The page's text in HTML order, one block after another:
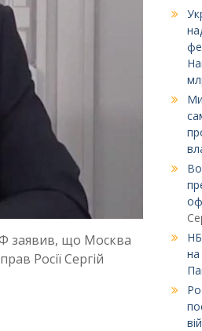
заявив, що Москва
Росії Сергій